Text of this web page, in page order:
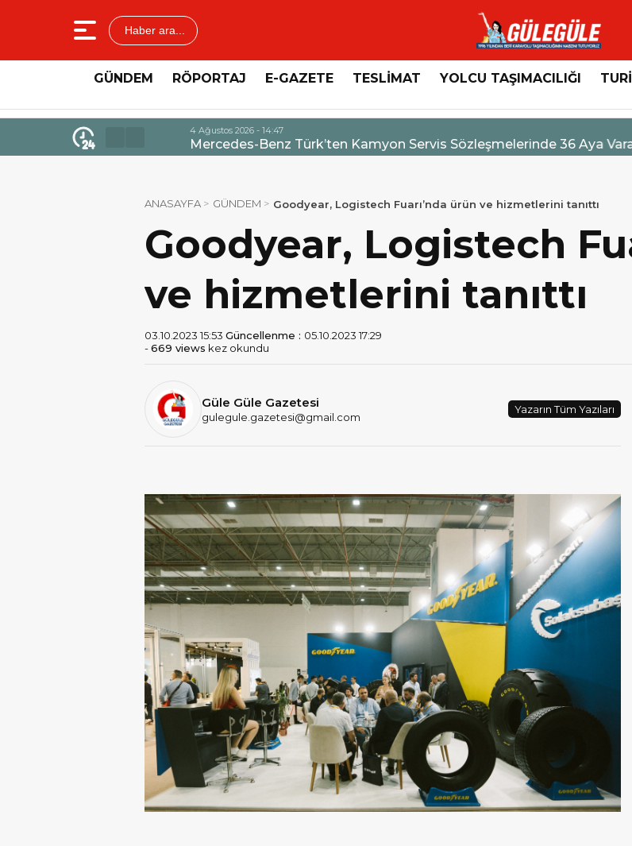
Haber ara...
GÜNDEM RÖPORTAJ E-GAZETE TESLİMAT YOLCU TAŞIMACILIĞI
4 Ağustos 2026 - 14:47
Mercedes-Benz Türk’ten Kamyon Servis Sözleşmelerinde 36 Aya Varan
ANASAYFA GÜNDEM Goodyear, Logistech Fuarı’nda ürün ve hizmetlerini tanıttı
Goodyear, Logistech
ve hizmetlerini tanıttı
03.10.2023 15:53 Güncellenme : 05.10.2023 17:29
-669 views kez okundu
Güle Güle Gazetesi
gulegule.gazetesi@gmail.com
Yazarın Tüm Yazıları